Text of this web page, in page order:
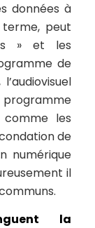
données à
peut
» et les
de
les
de
numérique
il
la